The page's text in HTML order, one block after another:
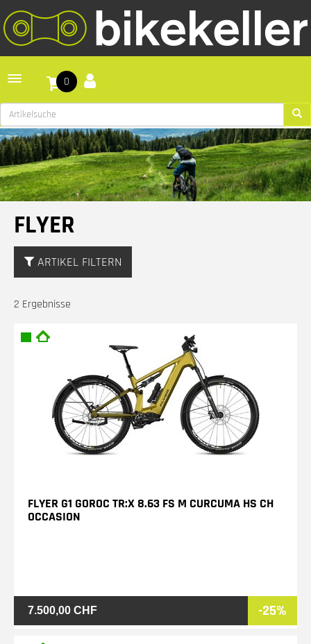
Toggle navigation
0
FLYER
ARTIKEL FILTERN
2 Ergebnisse
7.500,00 CHF -25%
FLYER G1 GOROC TR:X 8.63 FS M CURCUMA HS CH
OCCASION